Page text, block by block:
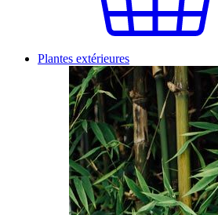
Plantes extérieures